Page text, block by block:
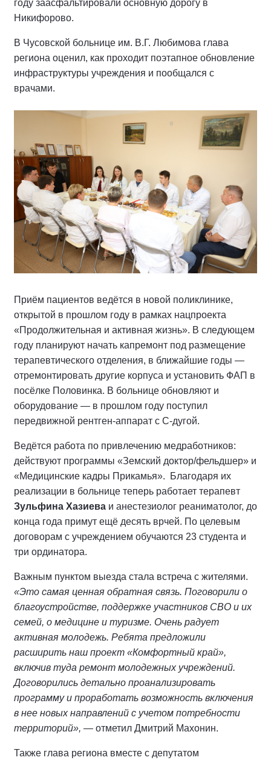
году заасфальтировали основную дорогу в
Никифорово.
В Чусовской больнице им. В.Г. Любимова глава
региона оценил, как проходит поэтапное обновление
инфраструктуры учреждения и пообщался с
врачами.
Приём пациентов ведётся в новой поликлинике,
открытой в прошлом году в рамках нацпроекта
«Продолжительная и активная жизнь». В следующем
году планируют начать капремонт под размещение
терапевтического отделения, в ближайшие годы —
отремонтировать другие корпуса и установить ФАП в
посёлке Половинка. В больнице обновляют и
оборудование — в прошлом году поступил
передвижной рентген-аппарат с С-дугой.
Ведётся работа по привлечению медработников:
действуют программы «Земский доктор/фельдшер» и
«Медицинские кадры Прикамья». Благодаря их
реализации в больнице теперь работает терапевт
Зульфина Хазиева и анестезиолог реаниматолог, до
конца года примут ещё десять врчей. По целевым
договорам с учреждением обучаются 23 студента и
три ординатора.
Важным пунктом выезда стала встреча с жителями.
«Это самая ценная обратная связь. Поговорили о
благоустройстве, поддержке участников СВО и их
семей, о медицине и туризме. Очень радует
активная молодежь. Ребята предложили
расширить наш проект «Комфортный край»,
включив туда ремонт молодежных учреждений.
Договорились детально проанализировать
программу и проработать возможность включения
в нее новых направлений с учетом потребности
территорий», — отметил Дмитрий Махонин.
Также глава региона вместе с депутатом